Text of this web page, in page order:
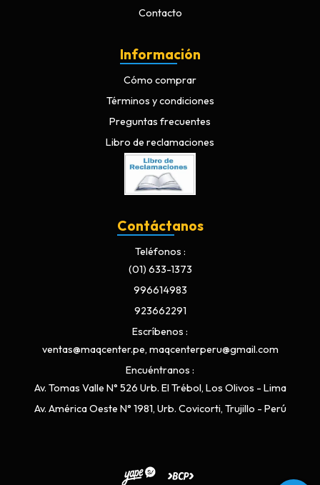
Contacto
Información
Cómo comprar
Términos y condiciones
Preguntas frecuentes
Libro de reclamaciones
Contáctanos
Teléfonos
(01) 633-1373
996614983
923662291
Escríbenos
ventas@maqcenter.pe, maqcenterperu@gmail.com
Encuéntranos
Av. Tomas Valle N° 526 Urb. El Trébol, Los Olivos - Lima
Av. América Oeste N° 1981, Urb. Covicorti, Trujillo - Perú